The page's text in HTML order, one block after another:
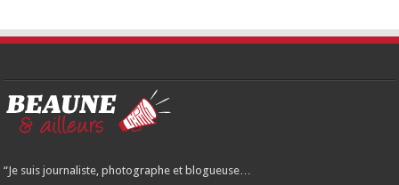
“Je suis journaliste, photographe et blogueuse…